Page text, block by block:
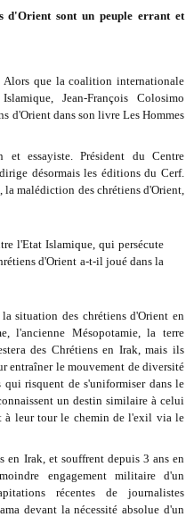
d'Orient sont un peuple errant et
Alors que la coalition internationale
Jean-François Colosimo
d'Orient dans son livre Les Hommes
et essayiste. Président du Centre
désormais les éditions du Cerf.
la malédiction des chrétiens d'Orient,
l'Etat Islamique, qui persécute
d'Orient a-t-il joué dans la
situation des chrétiens d'Orient en
l'ancienne Mésopotamie, la terre
des Chrétiens en Irak, mais ils
entraîner le mouvement de diversité
qui risquent de s'uniformiser dans le
un destin similaire à celui
à leur tour le chemin de l'exil via le
en Irak, et souffrent depuis 3 ans en
engagement militaire d'un
récentes de journalistes
devant la nécessité absolue d'un